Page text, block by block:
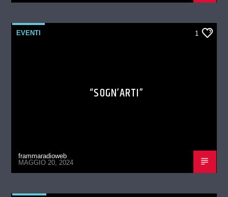
EVENTI 1
“SOGN’ARTI”
frammaradioweb
MAGGIO 20, 2024